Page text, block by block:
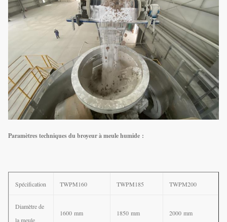
Paramètres techniques du broyeur à meule humide :
Spécification TWPM160 TWPM185 TWPM200
Diamètre de
la meule
1600 mm 1850 mm 2000 mm